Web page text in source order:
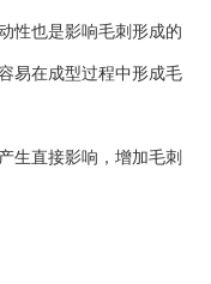
性也是影响毛刺形成的
易在成型过程中形成毛
生直接影响，增加毛刺